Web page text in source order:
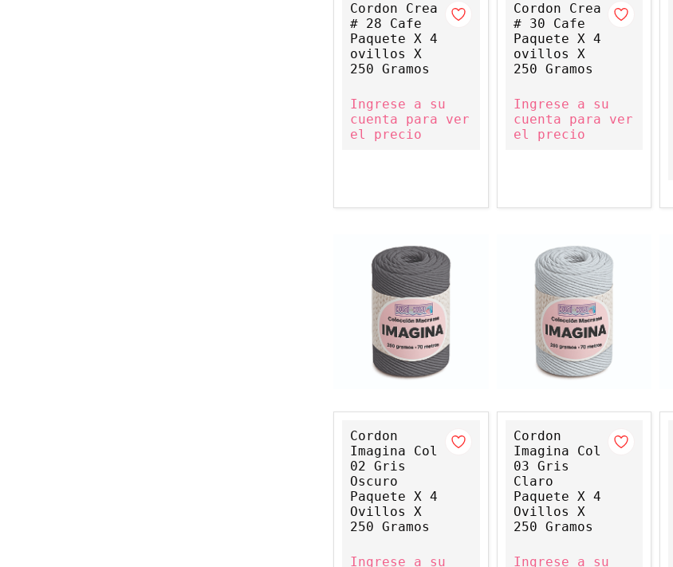
Cordon Crea
# 28 Cafe
Paquete X 4
ovillos X
250 Gramos
Ingrese a su
cuenta para ver
el precio
Cordon Crea
# 30 Cafe
Paquete X 4
ovillos X
250 Gramos
Ingrese a su
cuenta para ver
el precio
Cordon
Imagina Col
02 Gris
Oscuro
Paquete X 4
Ovillos X
250 Gramos
Ingrese a su
Cordon
Imagina Col
03 Gris
Claro
Paquete X 4
Ovillos X
250 Gramos
Ingrese a su